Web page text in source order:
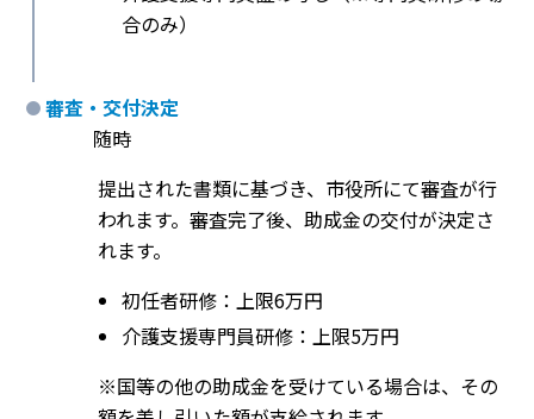
合のみ）
審査・交付決定
随時
提出された書類に基づき、市役所にて審査が行
われます。審査完了後、助成金の交付が決定さ
れます。
初任者研修：上限6万円
介護支援専門員研修：上限5万円
※国等の他の助成金を受けている場合は、その